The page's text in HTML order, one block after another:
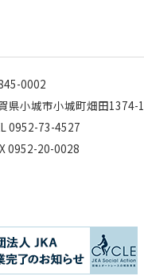
0002
県小城市小城町畑田1374-1
0952-73-4527
0952-20-0028